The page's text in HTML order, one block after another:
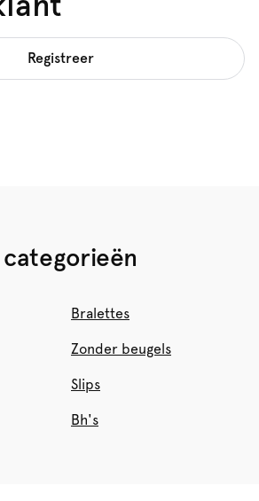
Registreer
Bralettes
Zonder beugels
Slips
Bh's